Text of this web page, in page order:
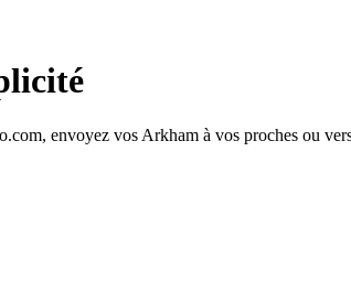
envoyez vos Arkham à vos proches ou